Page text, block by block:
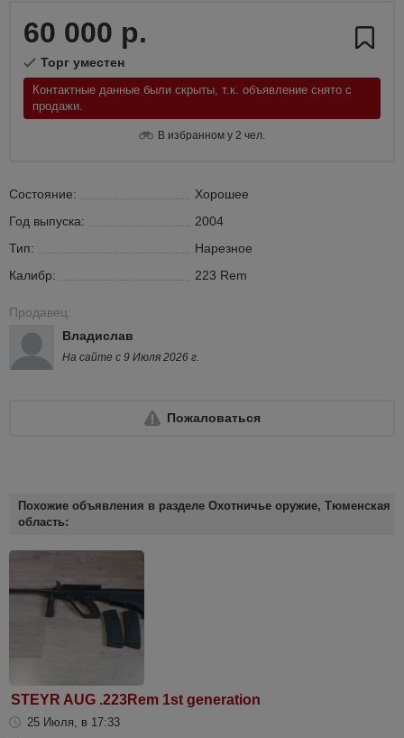
60 000 р.
Торг уместен
Контактные данные были скрыты, т.к. объявление снято с
продажи.
В избранном у 2 чел.
Состояние:
Хорошее
Год выпуска:
2004
Тип:
Нарезное
Калибр:
223 Rem
Продавец:
Владислав
На сайте с 9 Июля 2026 г.
Пожаловаться
Похожие объявления в разделе Охотничье оружие, Тюменская
область:
STEYR AUG .223Rem 1st generation
25 Июля, в 17:33